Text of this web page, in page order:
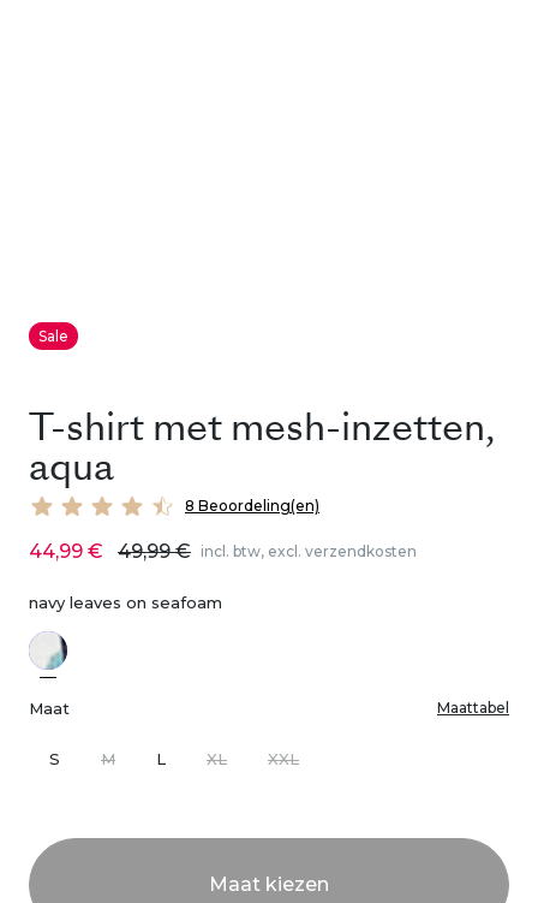
Sale
T-shirt met mesh-inzetten,
aqua
8 Beoordeling(en)
44,99 € 49,99 € incl. btw, excl. verzendkosten
navy leaves on seafoam
Maat Maattabel
S M L XL XXL